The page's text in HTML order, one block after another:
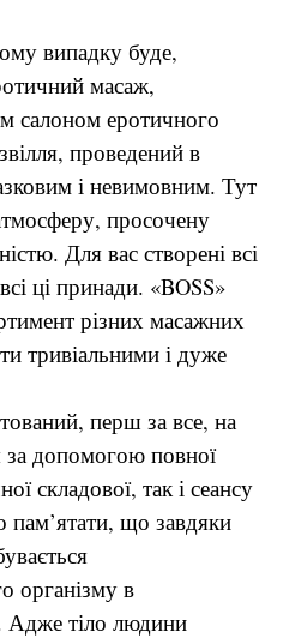
випадку буде,
масаж,
салоном еротичного
проведений в
і невимовним. Тут
просочену
Для вас створені всі
ці принади. «BOSS»
різних масажних
тривіальними і дуже
перш за все, на
за допомогою повної
складової, так і сеансу
пам’ятати, що завдяки
організму в
Адже тіло людини